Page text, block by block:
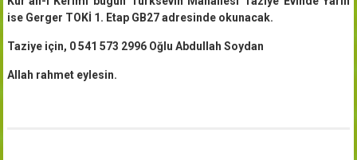
ise Gerger TOKİ 1. Etap GB27 adresinde okunacak.
Taziye için, 0 541 573 2996 Oğlu Abdullah Soydan
Allah rahmet eylesin.